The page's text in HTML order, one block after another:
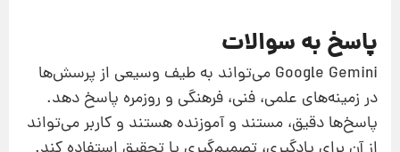
پاسخ به سوالات
Google Gemini می‌تواند به طیف وسیعی از پرسش‌ها
در زمینه‌های علمی، فنی، فرهنگی و روزمره پاسخ دهد.
پاسخ‌ها دقیق، مستند و آموزنده هستند و کاربر می‌تواند